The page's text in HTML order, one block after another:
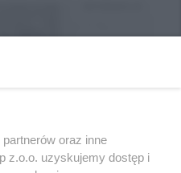
oraz inne
z.o.o. uzyskujemy dostęp i